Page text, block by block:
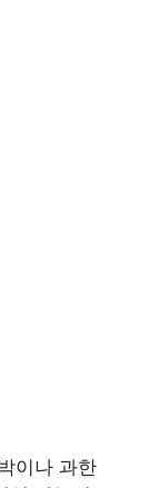
이나 과한